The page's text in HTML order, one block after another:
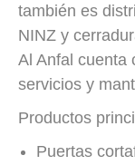
también es
NINZ y
Al Anfal cuenta
servicios y
Productos
Puertas